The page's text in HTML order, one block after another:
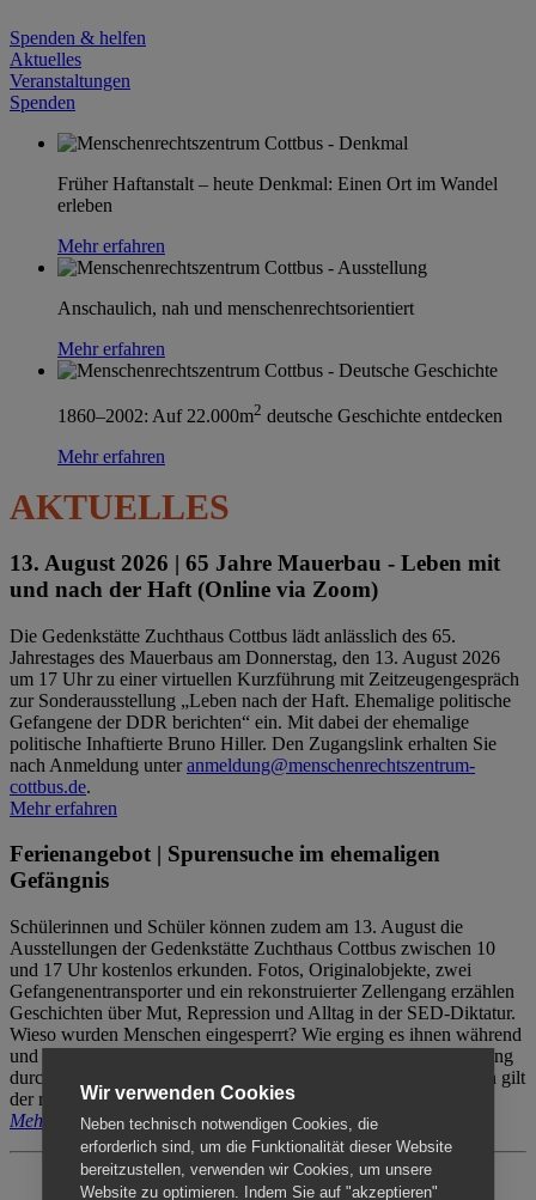
Spenden & helfen
Aktuelles
Veranstaltungen
Spenden
Früher Haftanstalt – heute Denkmal: Einen Ort im Wandel
erleben
Mehr erfahren
Anschaulich, nah und menschenrechtsorientiert
Mehr erfahren
1860–2002: Auf 22.000m2 deutsche Geschichte entdecken
Mehr erfahren
AKTUELLES
13. August 2026 | 65 Jahre Mauerbau - Leben mit
und nach der Haft (Online via Zoom)
Die Gedenkstätte Zuchthaus Cottbus lädt anlässlich des 65.
Jahrestages des Mauerbaus am Donnerstag, den 13. August 2026
um 17 Uhr zu einer virtuellen Kurzführung mit Zeitzeugengespräch
zur Sonderausstellung „Leben nach der Haft. Ehemalige politische
Gefangene der DDR berichten“ ein. Mit dabei der ehemalige
politische Inhaftierte Bruno Hiller. Den Zugangslink erhalten Sie
nach Anmeldung unteranmeldung@menschenrechtszentrum-
cottbus.de.
Mehr erfahren
Ferienangebot | Spurensuche im ehemaligen
Gefängnis
Schülerinnen und Schüler können zudem am 13. August die
Ausstellungen der Gedenkstätte Zuchthaus Cottbus zwischen 10
und 17 Uhr kostenlos erkunden. Fotos, Originalobjekte, zwei
Gefangenentransporter und ein rekonstruierter Zellengang erzählen
Geschichten über Mut, Repression und Alltag in der SED-Diktatur.
Wieso wurden Menschen eingesperrt? Wie erging es ihnen während
und nach der Haft? Der Besuch erfolgt individuell ohne Betreuung
durch das Menschenrechtszentrum Cottbus. Für Begleitpersonen gilt
der reguläre Eintritt (8€ / ermäßigt 5€).
Mehr erfahren
Wir verwenden Cookies
Neben technisch notwendigen Cookies, die
erforderlich sind, um die Funktionalität dieser Website
bereitzustellen, verwenden wir Cookies, um unsere
Website zu optimieren. Indem Sie auf "akzeptieren"